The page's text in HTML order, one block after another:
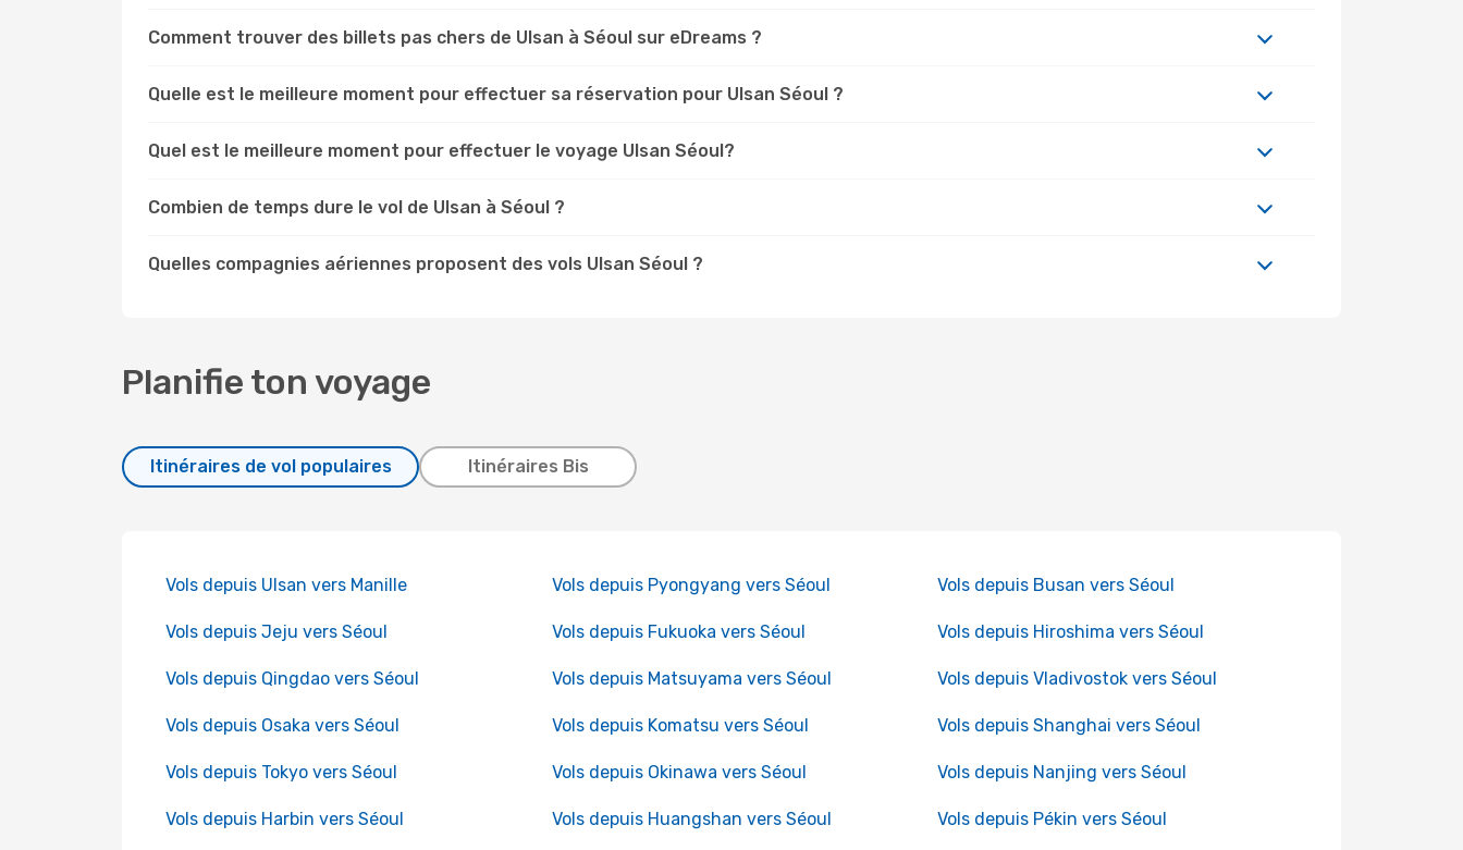
Comment trouver des billets pas chers de Ulsan à Séoul sur eDreams ?
Quelle est le meilleure moment pour effectuer sa réservation pour Ulsan Séoul ?
Quel est le meilleure moment pour effectuer le voyage Ulsan Séoul?
Combien de temps dure le vol de Ulsan à Séoul ?
Quelles compagnies aériennes proposent des vols Ulsan Séoul ?
Planifie ton voyage
Itinéraires de vol populaires Itinéraires Bis
Vols depuis Ulsan vers Manille Vols depuis Pyongyang vers Séoul Vols depuis Busan vers Séoul
Vols depuis Jeju vers Séoul Vols depuis Fukuoka vers Séoul Vols depuis Hiroshima vers Séoul
Vols depuis Qingdao vers Séoul Vols depuis Matsuyama vers Séoul Vols depuis Vladivostok vers Séoul
Vols depuis Osaka vers Séoul Vols depuis Komatsu vers Séoul Vols depuis Shanghai vers Séoul
Vols depuis Tokyo vers Séoul Vols depuis Okinawa vers Séoul Vols depuis Nanjing vers Séoul
Vols depuis Harbin vers Séoul Vols depuis Huangshan vers Séoul Vols depuis Pékin vers Séoul